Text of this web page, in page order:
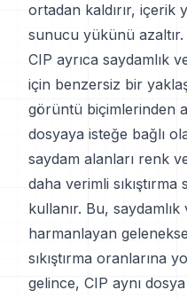
ortadan kaldırır, içerik
sunucu yükünü azaltır.
CIP ayrıca saydamlık
için benzersiz bir
görüntü biçimlerinden
dosyaya isteğe bağlı
saydam alanları renk
daha verimli
kullanır. Bu,
harmanlayan
sıkıştırma oranlarına
gelince, CIP aynı